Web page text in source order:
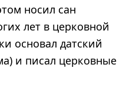
носил сан
лет в церковной
основал датский
и писал церковные